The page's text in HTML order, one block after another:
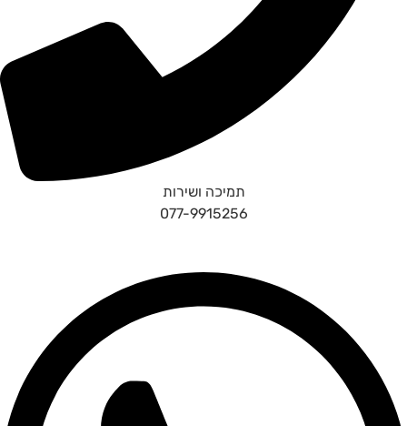
תמיכה ושירות
077-9915256